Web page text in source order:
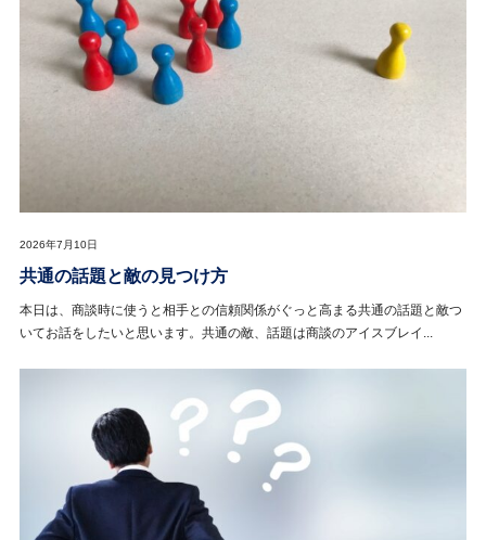
2026年7月10日
共通の話題と敵の見つけ方
本日は、商談時に使うと相手との信頼関係がぐっと高まる共通の話題と敵つ
いてお話をしたいと思います。共通の敵、話題は商談のアイスブレイ...